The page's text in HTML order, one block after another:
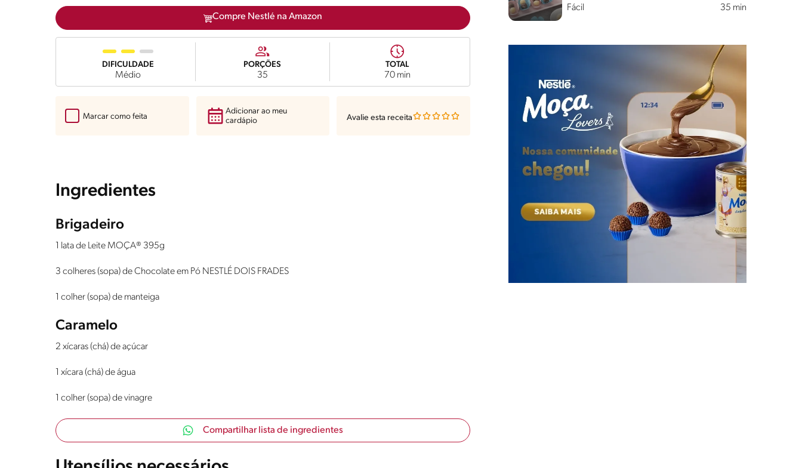
Compre Nestlé na Amazon
DIFICULDADE
Médio
PORÇÕES
35
TOTAL
70 min
Marcar como feita
Adicionar ao meu
cardápio
Avalie esta receita
Ingredientes
Brigadeiro
1 lata de Leite MOÇA® 395g
3 colheres (sopa) de Chocolate em Pó NESTLÉ DOIS FRADES
1 colher (sopa) de manteiga
Caramelo
2 xícaras (chá) de açúcar
1 xícara (chá) de água
1 colher (sopa) de vinagre
Compartilhar lista de ingredientes
Fácil 35 min